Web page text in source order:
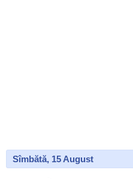
Sîmbătă, 15 August